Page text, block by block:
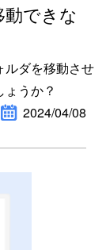
できな
ルダを移動させ
うか？
2024/04/08